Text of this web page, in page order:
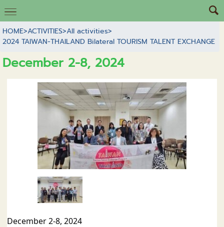
HOME>ACTIVITIES>All activities>
2024 TAIWAN-THAILAND Bilateral TOURISM TALENT EXCHANGE
December 2-8, 2024
December 2-8, 2024